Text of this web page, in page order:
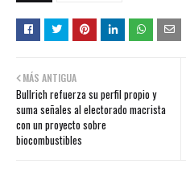
MÁS ANTIGUA
Bullrich refuerza su perfil propio y
suma señales al electorado macrista
con un proyecto sobre
biocombustibles